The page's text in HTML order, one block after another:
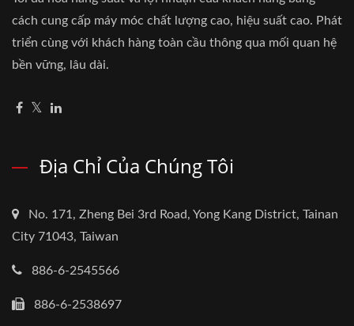
cách cung cấp máy móc chất lượng cao, hiệu suất cao. Phát
triển cùng với khách hàng toàn cầu thông qua mối quan hệ
bền vững, lâu dài.
Địa Chỉ Của Chúng Tôi
No. 171, Zheng Bei 3rd Road, Yong Kang District, Tainan
City 71043, Taiwan
886-6-2545566
886-6-2538697